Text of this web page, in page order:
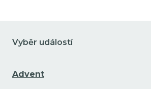
Vyběr událostí
Advent